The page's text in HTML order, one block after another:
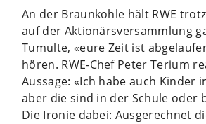
An der Braunkohle hält RWE
auf der Aktionärsversammlung
Tumulte, «eure Zeit ist
hören. RWE-Chef Peter Terium
Aussage: «Ich habe auch Kinder
aber die sind in der Schule oder
Die Ironie dabei: Ausgerechnet